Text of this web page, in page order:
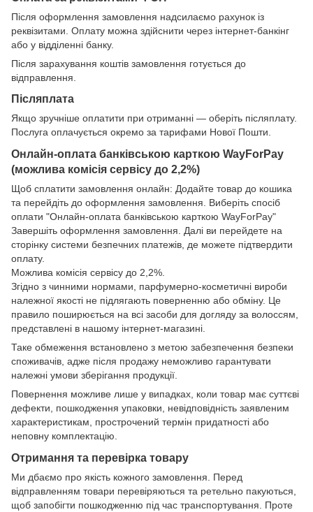
Після оформлення замовлення надсилаємо рахунок із
реквізитами. Оплату можна здійснити через інтернет-банкінг
або у відділенні банку.
Після зарахування коштів замовлення готується до
відправлення.
Післяплата
Якщо зручніше оплатити при отриманні — оберіть післяплату.
Послуга оплачується окремо за тарифами Нової Пошти.
Онлайн-оплата банківською карткою WayForPay
(можлива комісія сервісу до 2,2%)
Щоб сплатити замовлення онлайн: Додайте товар до кошика
та перейдіть до оформлення замовлення. Виберіть спосіб
оплати "Онлайн-оплата банківською карткою WayForPay"
Завершіть оформлення замовлення. Далі ви перейдете на
сторінку системи безпечних платежів, де можете підтвердити
оплату.
Можлива комісія сервісу до 2,2%.
Згідно з чинними нормами, парфумерно-косметичні вироби
належної якості не підлягають поверненню або обміну. Це
правило поширюється на всі засоби для догляду за волоссям,
представлені в нашому інтернет-магазині.
Таке обмеження встановлено з метою забезпечення безпеки
споживачів, адже після продажу неможливо гарантувати
належні умови зберігання продукції.
Повернення можливе лише у випадках, коли товар має суттєві
дефекти, пошкодження упаковки, невідповідність заявленим
характеристикам, прострочений термін придатності або
неповну комплектацію.
Отримання та перевірка товару
Ми дбаємо про якість кожного замовлення. Перед
відправленням товари перевіряються та ретельно пакуються,
щоб запобігти пошкодженню під час транспортування. Проте